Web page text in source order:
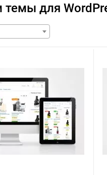
для